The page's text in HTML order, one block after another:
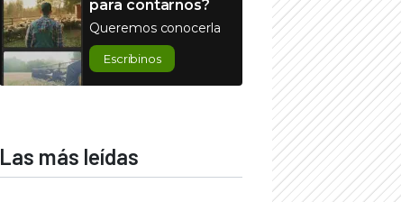
para contarnos?
Queremos conocerla
Escribinos
Las más leídas